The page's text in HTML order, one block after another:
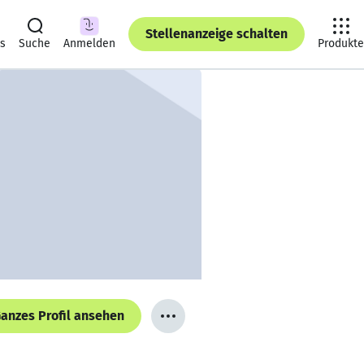
Suche Anmelden
Stellenanzeige schalten
Produkte
Profil ansehen